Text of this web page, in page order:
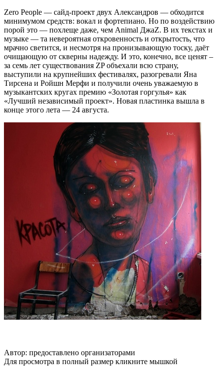
Zero People — сайд-проект двух Александров — обходится
минимумом средств: вокал и фортепиано. Но по воздействию
порой это — похлеще даже, чем Animal ДжаZ. В их текстах и
музыке — та невероятная откровенность и открытость, что
мрачно светится, и несмотря на пронизывающую тоску, даёт
очищающую от скверны надежду. И это, конечно, все ценят –
за семь лет существования ZP объехали всю страну,
выступили на крупнейших фестивалях, разогревали Яна
Тирсена и Ройшн Мерфи и получили очень уважаемую в
музыкантских кругах премию «Золотая горгулья» как
«Лучший независимый проект». Новая пластинка вышла в
конце этого лета — 24 августа.
Автор: предоставлено организаторами
Для просмотра в полный размер кликните мышкой